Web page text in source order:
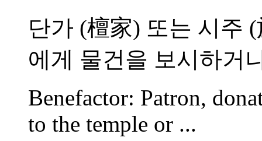
단가 (檀家) 또는 시주
에게 물건을 보시하거
Benefactor: Patron,
to the temple or ...